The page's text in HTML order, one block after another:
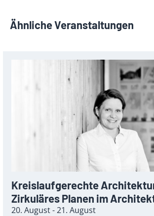
Ähnliche Veranstaltungen
Kreislaufgerechte
Zirkuläres Planen im
20. August - 21. August